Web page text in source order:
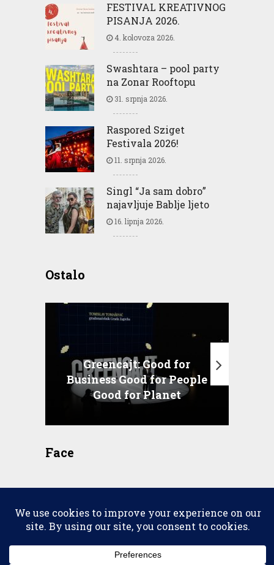
FESTIVAL KREATIVNOG
PISANJA 2026.
4. kolovoza 2026.
Swashtara – pool party
na Zonar Rooftopu
31. srpnja 2026.
Raspored Sziget
Festivala 2026!
11. srpnja 2026.
Singl “Ja sam dobro”
najavljuje Bablje ljeto
16. lipnja 2026.
Ostalo
Greencajt: Good for
Business Good for People
Good for Planet
Face